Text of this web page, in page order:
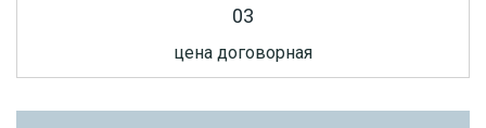
03
цена договорная